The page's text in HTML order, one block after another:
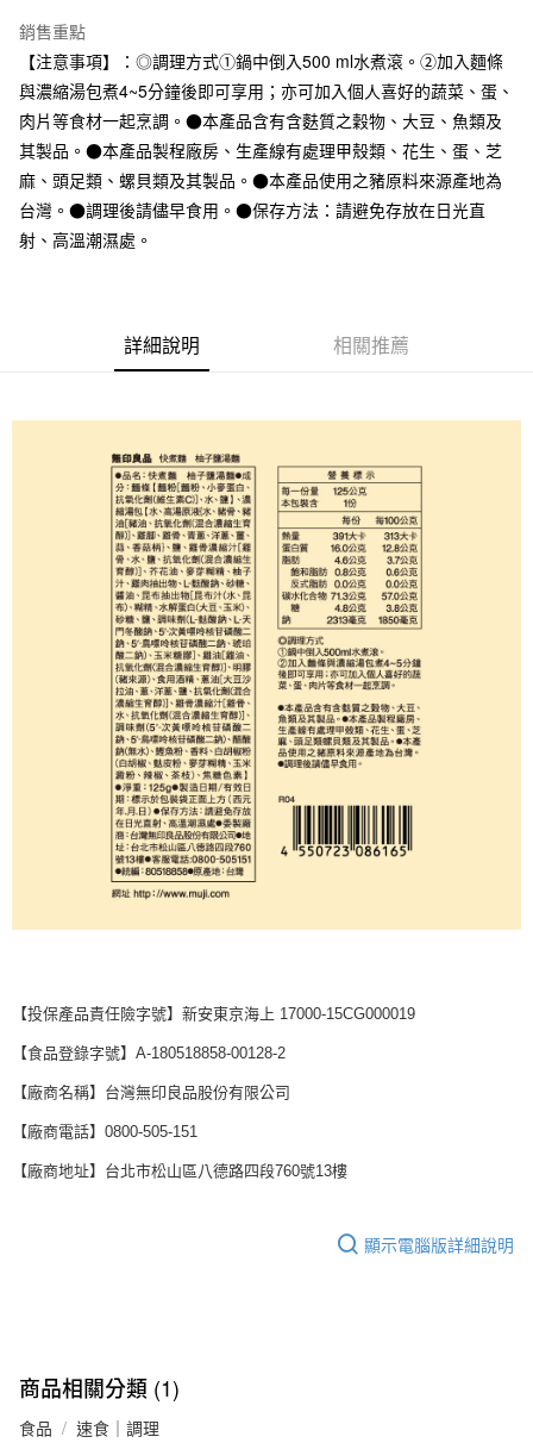
元大商業銀行
玉山商業銀行
星展（台灣）商業銀行
台新國際商業銀行
中國信託商業銀行
台灣樂天信用卡公司
悠遊付
運送方式
全家取貨付款
每筆NT$65，滿NT$1,000(含以上)免運費
付款後全家取貨
每筆NT$65，滿NT$1,000(含以上)免運費
每筆NT$65，滿NT$1,000(含以上)免運費
付款後7-11取貨
每筆NT$150，滿NT$2,000(含以上)免運費
無印良品門市自取
銷售重點
【注意事項】：◎調理方式①鍋中倒入500 ml水煮滾。②加入麵條
與濃縮湯包煮4~5分鐘後即可享用；亦可加入個人喜好的蔬菜、蛋、
肉片等食材一起烹調。●本產品含有含麩質之穀物、大豆、魚類及
其製品。●本產品製程廠房、生產線有處理甲殼類、花生、蛋、芝
麻、頭足類、螺貝類及其製品。●本產品使用之豬原料來源產地為
台灣。●調理後請儘早食用。●保存方法：請避免存放在日光直
射、高溫潮濕處。
詳細說明 相關推薦
【投保產品責任險字號】新安東京海上 17000-15CG000019
【食品登錄字號】A-180518858-00128-2
【廠商名稱】台灣無印良品股份有限公司
【廠商電話】0800-505-151
【廠商地址】台北市松山區八德路四段760號13樓
顯示電腦版詳細說明
商品相關分類 (1)
食品 速食｜調理